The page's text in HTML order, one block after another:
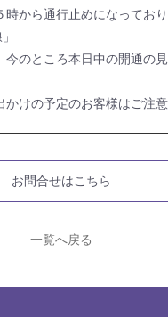
時から通行止めになってお
今のところ本日中の開通の
けの予定のお客様はご注意
お問合せはこちら
一覧へ戻る